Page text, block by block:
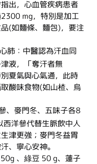
出，心血管疾病患者
mg，特別是加工
(如麵條、麵包)，要注
肺：中醫認為汗血同
液，「奪汗者無
夏氣與心氣通，此時
酸味食物(如山楂、烏
、麥門冬、五味子各8
洋參代替生脈飲中人
津更強；麥門冬益胃
、寧心安神。
、綠豆 50 g、蓮子